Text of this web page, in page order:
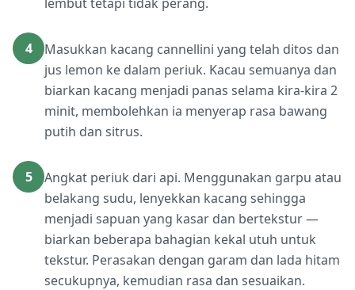
4
Masukkan kacang cannellini yang telah ditos dan
jus lemon ke dalam periuk. Kacau semuanya dan
biarkan kacang menjadi panas selama kira-kira 2
minit, membolehkan ia menyerap rasa bawang
putih dan sitrus.
5
Angkat periuk dari api. Menggunakan garpu atau
belakang sudu, lenyekkan kacang sehingga
menjadi sapuan yang kasar dan bertekstur —
biarkan beberapa bahagian kekal utuh untuk
tekstur. Perasakan dengan garam dan lada hitam
secukupnya, kemudian rasa dan sesuaikan.